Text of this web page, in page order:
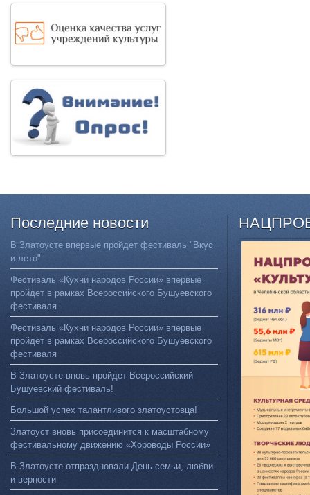
Последние новости
В Златоусте впервые пройдет фестиваль "Вкус
и лето"
Фестиваль «Кухни народов России» впервые
пройдет в рамках Всероссийского Бушуевского
фестиваля
Фестиваль «Кухни народов России» впервые
пройдет в рамках Всероссийского Бушуевского
фестиваля
В Златоусте вновь пройдет Всероссийский
Бушуевский фестиваль!
Большой успех талантливого златоустовца!
Златоуст вновь присоединится к масштабному
фестивальному движению «Хороводы России»
В Златоусте отпраздновали День семьи, любви
и верности